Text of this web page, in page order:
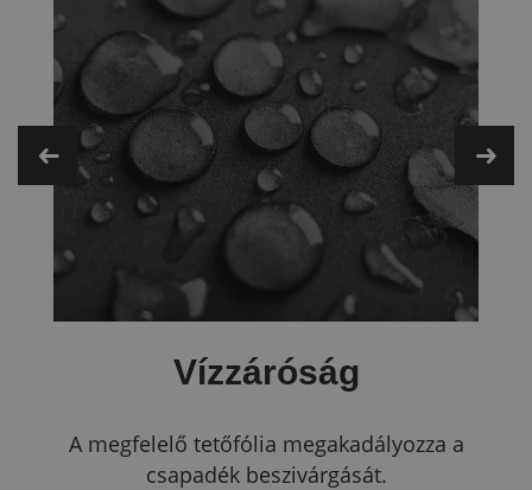
Vízzáróság
A megfelelő tetőfólia megakadályozza a
csapadék beszivárgását.